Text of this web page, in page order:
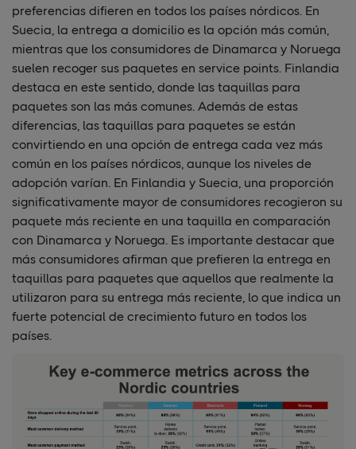
preferencias difieren en todos los países nórdicos. En
Suecia, la entrega a domicilio es la opción más común,
mientras que los consumidores de Dinamarca y Noruega
suelen recoger sus paquetes en service points. Finlandia
destaca en este sentido, donde las taquillas para
paquetes son las más comunes. Además de estas
diferencias, las taquillas para paquetes se están
convirtiendo en una opción de entrega cada vez más
común en los países nórdicos, aunque los niveles de
adopción varían. En Finlandia y Suecia, una proporción
significativamente mayor de consumidores recogieron su
paquete más reciente en una taquilla en comparación
con Dinamarca y Noruega. Es importante destacar que
más consumidores afirman que prefieren la entrega en
taquillas para paquetes que aquellos que realmente la
utilizaron para su entrega más reciente, lo que indica un
fuerte potencial de crecimiento futuro en todos los
países.